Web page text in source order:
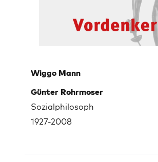
Wiggo Mann
Günter Rohrmoser
Sozialphilosoph
1927-2008